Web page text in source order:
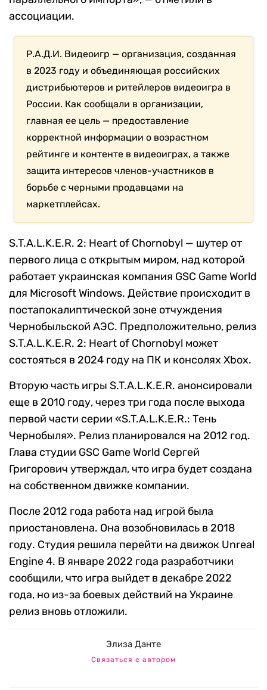
ассоциации.
Р.А.Д.И. Видеоигр — организация, созданная
в 2023 году и объединяющая российских
дистрибьютеров и ритейлеров видеоигра в
России. Как сообщали в организации,
главная ее цель — предоставление
корректной информации о возрастном
рейтинге и контенте в видеоиграх, а также
защита интересов членов-участников в
борьбе с черными продавцами на
маркетплейсах.
S.T.A.L.K.E.R. 2: Heart of Chornobyl — шутер от
первого лица с открытым миром, над которой
работает украинская компания GSC Game World
для Microsoft Windows. Действие происходит в
постапокалиптической зоне отчуждения
Чернобыльской АЭС. Предположительно, релиз
S.T.A.L.K.E.R. 2: Heart of Chornobyl может
состояться в 2024 году на ПК и консолях Xbox.
Вторую часть игры S.T.A.L.K.E.R. анонсировали
еще в 2010 году, через три года после выхода
первой части серии «S.T.A.L.K.E.R.: Тень
Чернобыля». Релиз планировался на 2012 год.
Глава студии GSC Game World Сергей
Григорович утверждал, что игра будет создана
на собственном движке компании.
После 2012 года работа над игрой была
приостановлена. Она возобновилась в 2018
году. Студия решила перейти на движок Unreal
Engine 4. В январе 2022 года разработчики
сообщили, что игра выйдет в декабре 2022
года, но из-за боевых действий на Украине
релиз вновь отложили.
Элиза Данте
Связаться с автором